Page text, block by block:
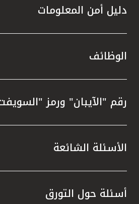
دليل أمن المعلومات
الوظائف
رقم "الآيبان" ورمز
الأسئلة الشائعة
أسئلة حول التورق